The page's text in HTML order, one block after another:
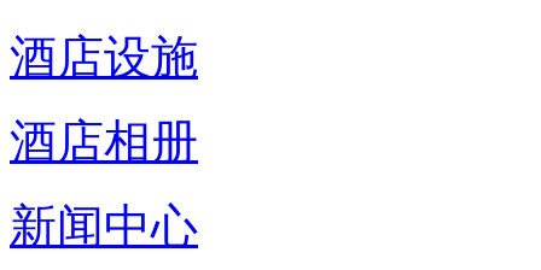
酒店设施
酒店相册
新闻中心